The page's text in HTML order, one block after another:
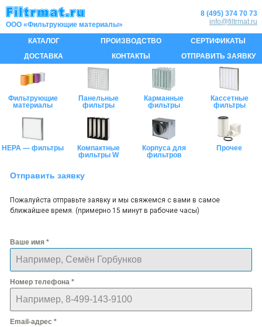
8 (495) 374 70 73
info@filtrmat.ru
КАТАЛОГ ПРОИЗВОДСТВО
СЕРТИФИКАТЫ
ДОСТАВКА
КОНТАКТЫ ОТПРАВИТЬ ЗАЯВКУ
Фильтрующие
материалы
Панельные
фильтры
Карманные
фильтры
Кассетные
фильтры
HEPA — фильтры
Компактные
фильтры W
Корпуса для
фильтров
Прочее
Отправить заявку
Пожалуйста отправьте заявку и мы свяжемся с вами в самое
ближайшее время. (примерно 15 минут в рабочие часы)
Ваше имя *
Номер телефона *
Email-адрес *